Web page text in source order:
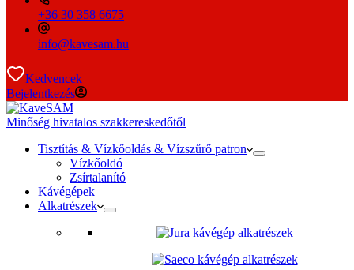
+36 30 358 6675
info@kavesam.hu
Kedvencek
Bejelentkezés
Minőség hivatalos szakkereskedőtől
Tisztítás & Vízkőoldás & Vízszűrő patron
Vízkőoldó
Zsírtalanító
Kávégépek
Alkatrészek